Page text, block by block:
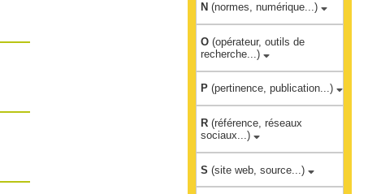
N (normes, numérique...)
O(opérateur, outils de
recherche...)
P(pertinence, publication...)
R(référence, réseaux
sociaux...)
S (site web, source...)